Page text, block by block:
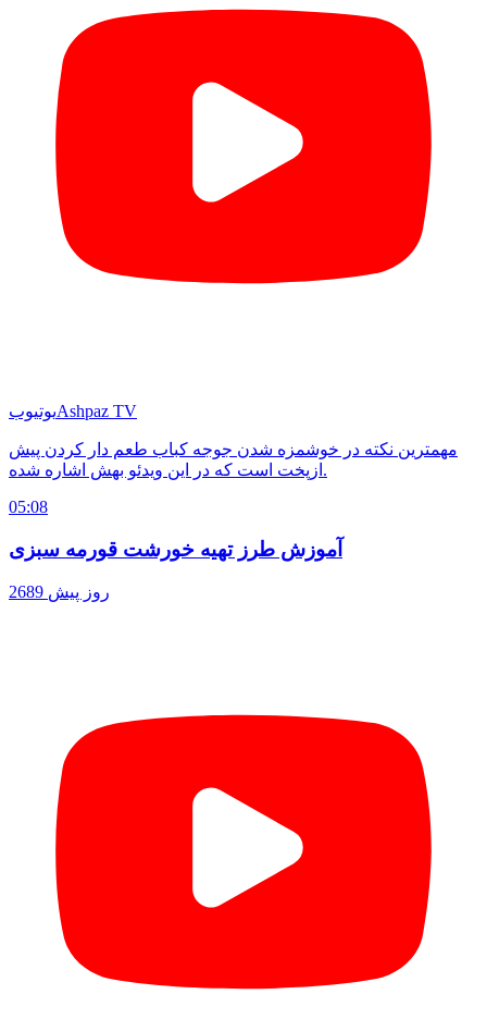
یوتیوبAshpaz TV
مهمترین نکته در خوشمزه شدن جوجه کباب طعم دار کردن پیش
ازپخت است که در این ویدئو بهش اشاره شده.
05:08
آموزش طرز تهیه خورشت قورمه سبزی
2689 روز پیش